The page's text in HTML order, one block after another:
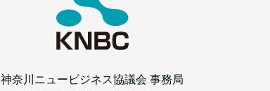
神奈川ニュービジネス協議会 事務局